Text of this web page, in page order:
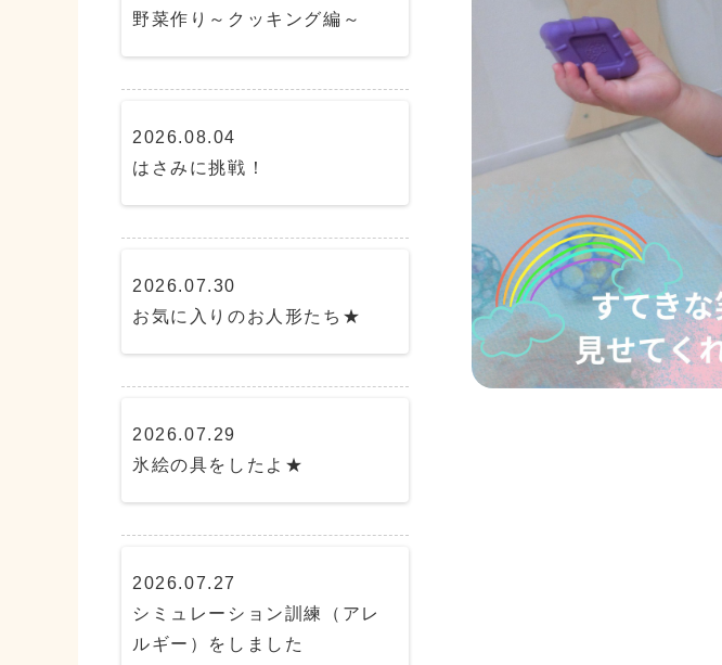
野菜作り～クッキング編～
2026.08.04
はさみに挑戦！
2026.07.30
お気に入りのお人形たち★
2026.07.29
氷絵の具をしたよ★
2026.07.27
シミュレーション訓練（アレ
ルギー）をしました